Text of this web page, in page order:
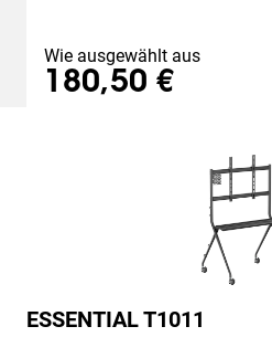
Wie ausgewählt aus
180,50 €
ESSENTIAL T1011